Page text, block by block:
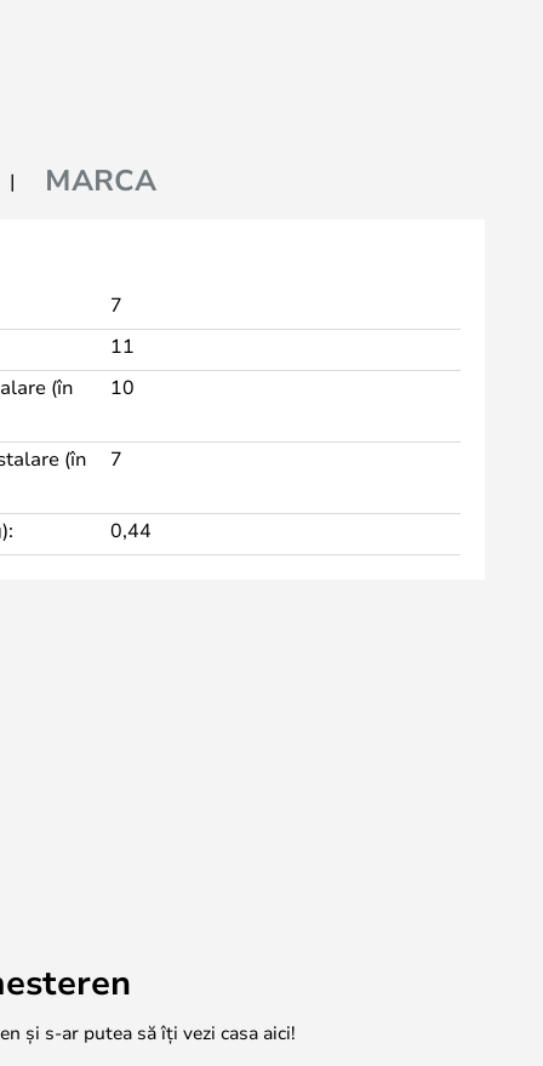
MARCA
7
11
(în
10
(în 7
0,44
și s-ar putea să îți vezi casa aici!